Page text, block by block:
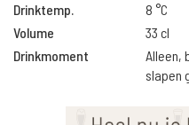
Drinktemp.
8 °C
Volume
33 cl
Drinkmoment
Alleen,
slapen